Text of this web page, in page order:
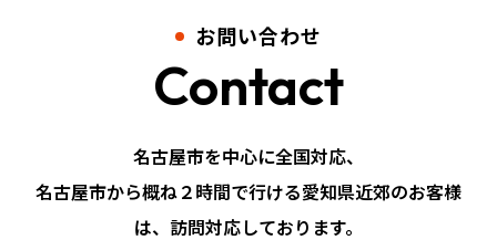
お問い合わせ
Contact
名古屋市を中心に全国対応、
名古屋市から概ね２時間で行ける愛知県近郊のお客様
は、訪問対応しております。